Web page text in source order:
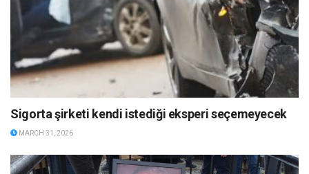
Sigorta şirketi kendi istediği eksperi seçemeyecek
MARCH 31, 2026